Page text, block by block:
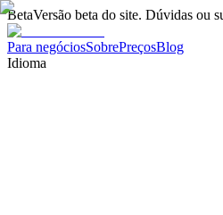
BetaVersão beta do site. Dúvidas ou
Para negóciosSobrePreçosBlog
Idioma